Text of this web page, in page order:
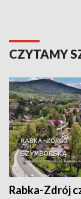
CZYTAMY
Rabka-Zdrój